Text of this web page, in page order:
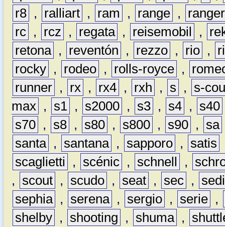
r8 , ralliart , ram , range ,
ranger
rc , rcz , regata , reisemobil ,
retona , reventón , rezzo , rio ,
rocky , rodeo , rolls-royce ,
runner , rx , rx4 , rxh , s ,
s-
max , s1 , s2000 , s3 , s4 , s40
s70 , s8 , s80 , s800 , s90 , sa
santa , santana , sapporo , satis
scaglietti
, scénic , schnell ,
,
scout , scudo , seat , sec ,
sephia , serena , sergio , serie ,
shelby , shooting , shuma ,